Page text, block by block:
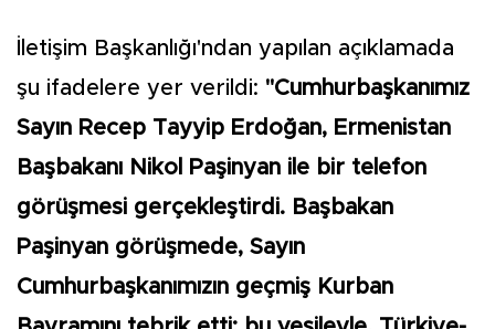
İletişim Başkanlığı'ndan yapılan açıklamada
şu ifadelere yer verildi: "Cumhurbaşkanımız
Sayın Recep Tayyip Erdoğan, Ermenistan
Başbakanı Nikol Paşinyan ile bir telefon
görüşmesi gerçekleştirdi. Başbakan
Paşinyan görüşmede, Sayın
Cumhurbaşkanımızın geçmiş Kurban